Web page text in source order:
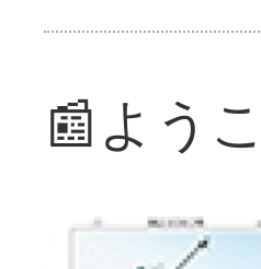
📰よう